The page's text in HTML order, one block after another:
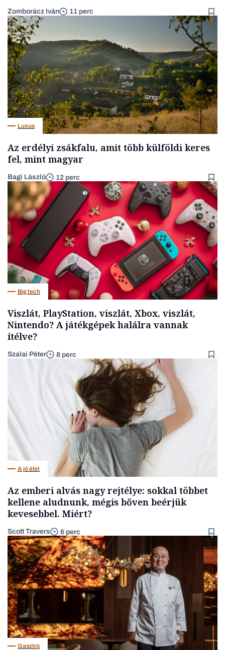
Zomborácz Iván 11 perc
Luxus
Az erdélyi zsákfalu, amit több külföldi keres
fel, mint magyar
Bagi László 12 perc
Big tech
Viszlát, PlayStation, viszlát, Xbox, viszlát,
Nintendo? A játékgépek halálra vannak
ítélve?
Szalai Péter 8 perc
A jó élet
Az emberi alvás nagy rejtélye: sokkal többet
kellene aludnunk, mégis bőven beérjük
kevesebbel. Miért?
Scott Travers 6 perc
Gasztró